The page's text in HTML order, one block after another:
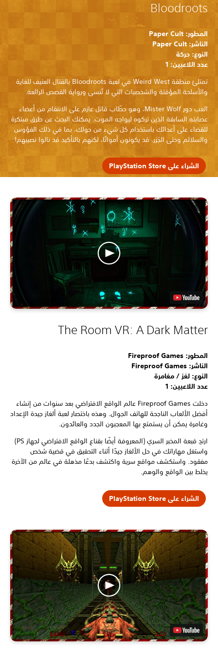
Bloodroots
المطور: Paper Cult
الناشر: Paper Cult
النوع: حركة
عدد اللاعبين: 1
تمتلئ منطقة Weird West في لعبة Bloodroots بالقتال العنيف للغاية
والأسلحة المؤقتة والشخصيات التي لا تُنسى ورواية القصص الرائعة.
العب دور Mister Wolf، وهو حطّاب قاتل عازم على الانتقام من أعضاء
عصابته السابقة الذين تركوه ليواجه الموت. يمكنك البحث عن طرق مبتكرة
للقضاء على أعدائك باستخدام كل شيء من حولك، بما في ذلك الفؤوس
والسلالم وحتى الجَزر. قد يكونون أمواتًا، لكنهم بالتأكيد قد نالوا نصيبهم!
الشراء على PlayStation Store
The Room VR: A Dark Matter
المطور: Fireproof Games
الناشر: Fireproof Games
النوع: لغز / مغامرة
عدد اللاعبين: 1
دخلت Fireproof Games عالم الواقع الافتراضي بعد سنوات من إنشاء
أفضل الألعاب الناجحة للهاتف الجوال. وهذه باختصار لعبة ألغاز جيدة الإعداد
وغامرة يمكن أن يستمتع بها المعجبون الجدد والعائدون.
ارتدِ قبعة المخبر السري (المعروفة أيضًا بقناع الواقع الافتراضي لجهاز PS)
واستغل مهاراتك في حل الألغاز جيدًا أثناء التحقيق في قضية شخص
مفقود. واستكشف مواقع سرية واكتشف بدعًا مذهلة في عالم من الآخرة
يخلط بين الواقع والوهم.
الشراء على PlayStation Store